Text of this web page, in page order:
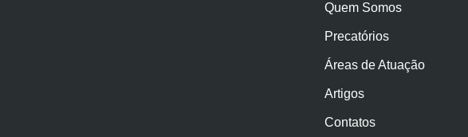
Quem Somos
Precatórios
Áreas de Atuação
Artigos
Contatos